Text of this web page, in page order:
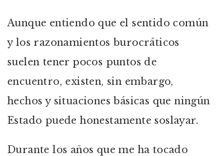
Aunque entiendo que el sentido común
y los razonamientos burocráticos
suelen tener pocos puntos de
encuentro, existen, sin embargo,
hechos y situaciones básicas que ningún
Estado puede honestamente soslayar.
Durante los años que me ha tocado